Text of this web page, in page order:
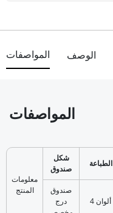
المواصفات الوصف
المواصفات
معلومات
المنتج
شكل
صندوق
الطباعة
صندوق
درج
4 ألوان